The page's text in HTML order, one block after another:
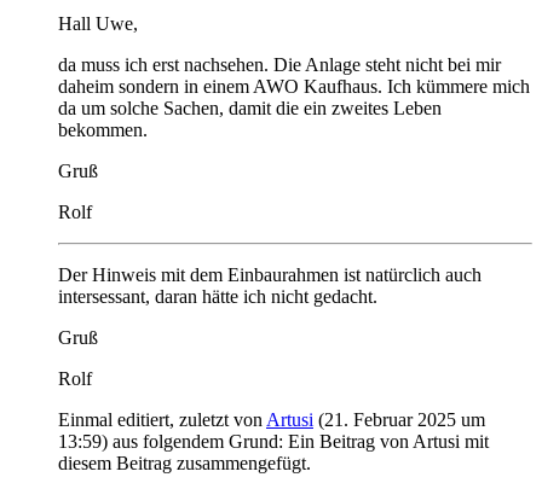
Hall Uwe,
da muss ich erst nachsehen. Die Anlage steht nicht bei mir
daheim sondern in einem AWO Kaufhaus. Ich kümmere mich
da um solche Sachen, damit die ein zweites Leben
bekommen.
Gruß
Rolf
Der Hinweis mit dem Einbaurahmen ist natürclich auch
intersessant, daran hätte ich nicht gedacht.
Gruß
Rolf
Einmal editiert, zuletzt vonArtusi (21. Februar 2025 um
13:59) aus folgendem Grund: Ein Beitrag von Artusi mit
diesem Beitrag zusammengefügt.